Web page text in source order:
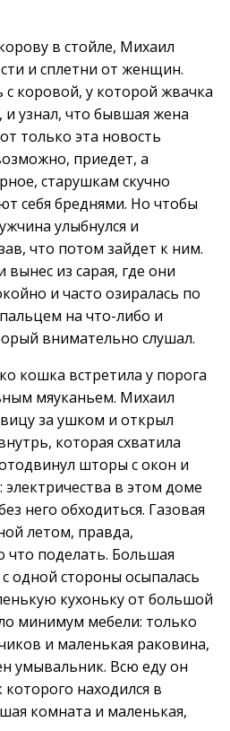
в стойле, Михаил
и сплетни от женщин.
с коровой, у которой жвачка
и узнал, что бывшая жена
только эта новость
приедет, а
старушкам скучно
себя бреднями. Но чтобы
улыбнулся и
что потом зайдет к ним.
из сарая, где они
и часто озиралась по
на что-либо и
внимательно слушал.
кошка встретила у порога
мяуканьем. Михаил
за ушком и открыл
которая схватила
шторы с окон и
в этом доме
него обходиться. Газовая
летом, правда,
что поделать. Большая
одной стороны осыпалась
кухоньку от большой
минимум мебели: только
и маленькая раковина,
умывальник. Всю еду он
находился в
комната и маленькая,